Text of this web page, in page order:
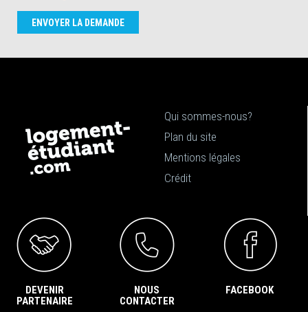
ENVOYER LA DEMANDE
Qui sommes-nous?
Plan du site
Mentions légales
Crédit
DEVENIR
PARTENAIRE
NOUS
CONTACTER
FACEBOOK